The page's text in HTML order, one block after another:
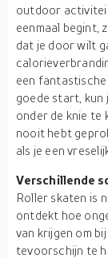
outdoor
eenmaal begint,
dat je door wilt
een fantastische
goede start, kun
onder de knie te
nooit hebt
als je een
Verschillende
Roller skaten is
ontdekt hoe
van krijgen om
tevoorschijn te